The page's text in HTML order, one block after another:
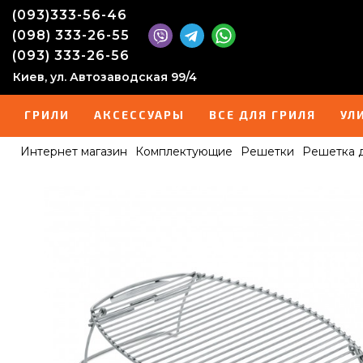
(093)333-56-46
(098) 333-26-55
(093) 333-26-56
Киев, ул. Автозаводская 99/4
ГРИЛИ АКСЕССУАРЫ ВСЕ ДЛЯ ГРИЛЯ
Интернет магазин Комплектующие Решетки Решетка